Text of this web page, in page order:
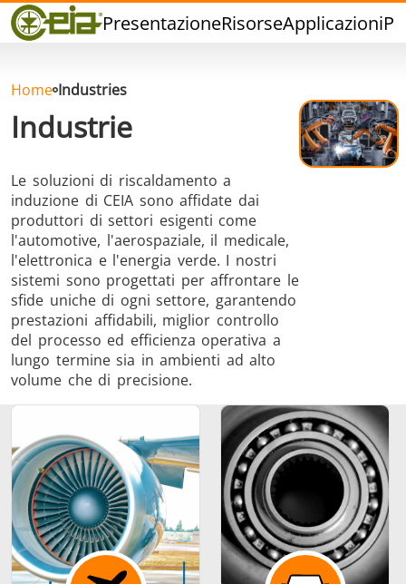
PresentazioneRisorseApplicazioni
Qualità
Eventi
FAQ
Brasatura ad
Induzione
Saldatura a
stagno
Brasatura
Alluminio
Cap Sealing
caldo
Calettamento a
caldo
Home Industries
Industrie
Le soluzioni di riscaldamento a
induzione di CEIA sono affidate dai
produttori di settori esigenti come
l'automotive, l'aerospaziale, il medicale,
l'elettronica e l'energia verde. I nostri
sistemi sono progettati per affrontare le
sfide uniche di ogni settore, garantendo
prestazioni affidabili, miglior controllo
del processo ed efficienza operativa a
lungo termine sia in ambienti ad alto
volume che di precisione.